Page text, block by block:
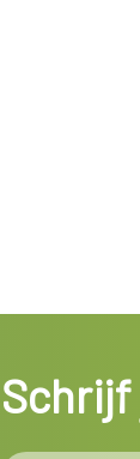
Schrijf